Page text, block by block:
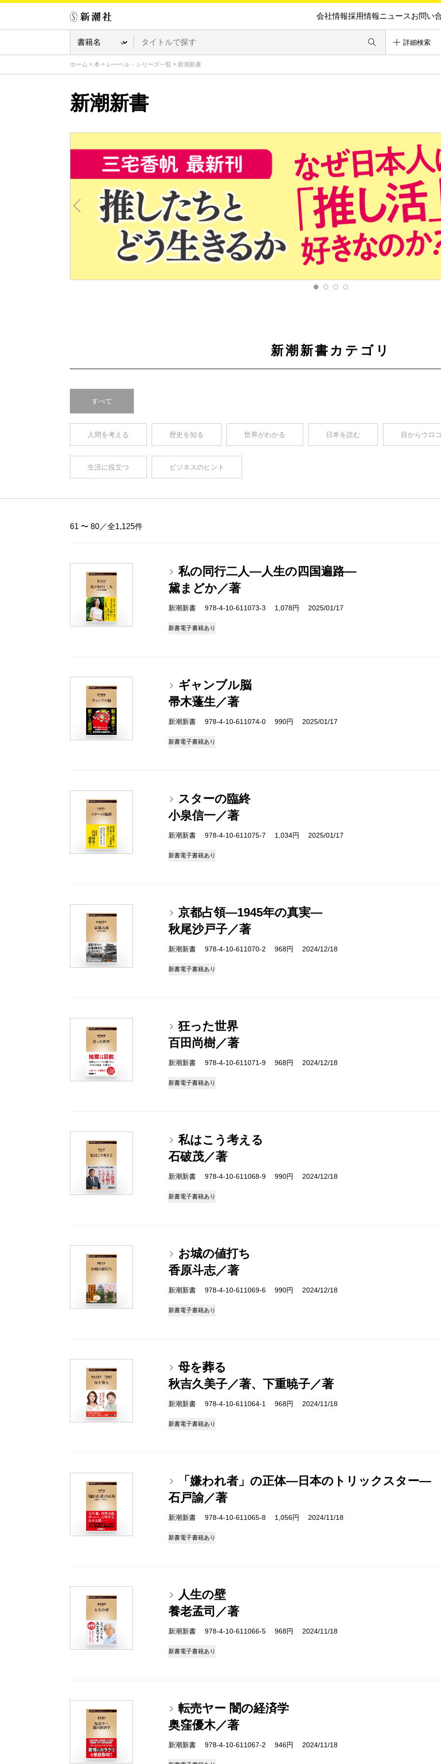
会社情報採用情報ニュースお問い
詳細検索
ホーム > 本 > レーベル・シリーズ一覧 > 新潮新書
新潮新書
新潮新書カテゴリ
すべて
人間を考える 歴史を知る 世界がわかる 日本を読む 目からウロコ
生活に役立つ ビジネスのヒント
61 〜 80／全1,125件
私の同行二人―人生の四国遍路―
黛まどか／著
新潮新書 978-4-10-611073-3 1,078円 2025/01/17
新書電子書籍あり
ギャンブル脳
帚木蓬生／著
新潮新書 978-4-10-611074-0 990円 2025/01/17
新書電子書籍あり
スターの臨終
小泉信一／著
新潮新書 978-4-10-611075-7 1,034円 2025/01/17
新書電子書籍あり
京都占領―1945年の真実―
秋尾沙戸子／著
新潮新書 978-4-10-611070-2 968円 2024/12/18
新書電子書籍あり
狂った世界
百田尚樹／著
新潮新書 978-4-10-611071-9 968円 2024/12/18
新書電子書籍あり
私はこう考える
石破茂／著
新潮新書 978-4-10-611068-9 990円 2024/12/18
新書電子書籍あり
お城の値打ち
香原斗志／著
新潮新書 978-4-10-611069-6 990円 2024/12/18
新書電子書籍あり
母を葬る
秋吉久美子／著、下重暁子／著
新潮新書 978-4-10-611064-1 968円 2024/11/18
新書電子書籍あり
「嫌われ者」の正体―日本のトリックスター―
石戸諭／著
新潮新書 978-4-10-611065-8 1,056円 2024/11/18
新書電子書籍あり
人生の壁
養老孟司／著
新潮新書 978-4-10-611066-5 968円 2024/11/18
新書電子書籍あり
転売ヤー 闇の経済学
奥窪優木／著
新潮新書 978-4-10-611067-2 946円 2024/11/18